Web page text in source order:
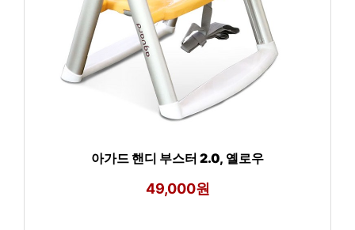
아가드 핸디 부스터 2.0, 옐로우
49,000원